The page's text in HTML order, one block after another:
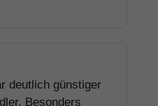
deutlich günstiger
Besonders